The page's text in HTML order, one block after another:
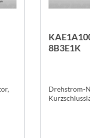
8B3E1K
Drehstrom-